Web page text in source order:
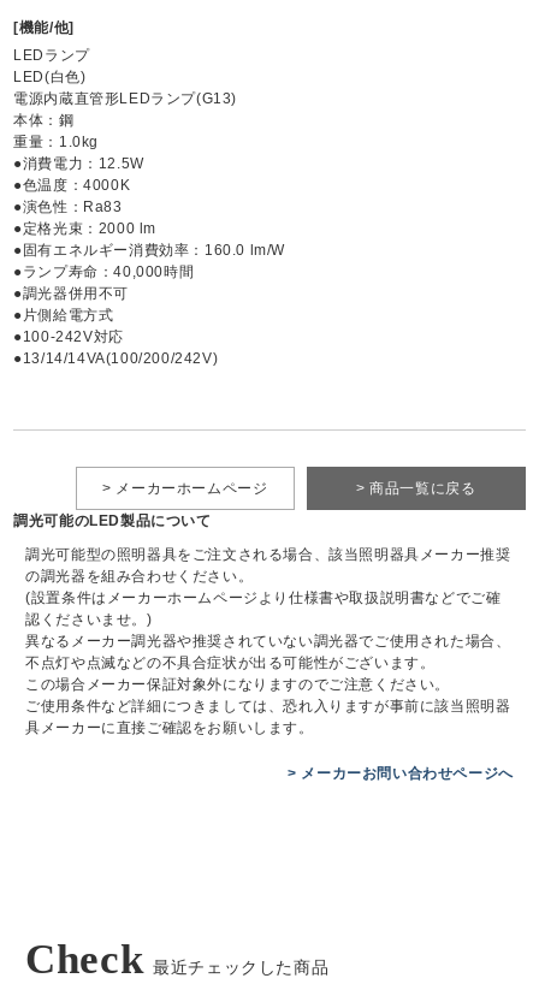
[機能/他]
LEDランプ
LED(白色)
電源内蔵直管形LEDランプ(G13)
本体：鋼
重量：1.0kg
●消費電力：12.5W
●色温度：4000K
●演色性：Ra83
●定格光束：2000 lm
●固有エネルギー消費効率：160.0 lm/W
●ランプ寿命：40,000時間
●調光器併用不可
●片側給電方式
●100-242V対応
●13/14/14VA(100/200/242V)
> 商品一覧に戻る
> メーカーホームページ
調光可能のLED製品について
調光可能型の照明器具をご注文される場合、該当照明器具メーカー推奨
の調光器を組み合わせください。
(設置条件はメーカーホームページより仕様書や取扱説明書などでご確
認くださいませ。)
異なるメーカー調光器や推奨されていない調光器でご使用された場合、
不点灯や点滅などの不具合症状が出る可能性がございます。
この場合メーカー保証対象外になりますのでご注意ください。
ご使用条件など詳細につきましては、恐れ入りますが事前に該当照明器
具メーカーに直接ご確認をお願いします。
> メーカーお問い合わせページへ
Check 最近チェックした商品